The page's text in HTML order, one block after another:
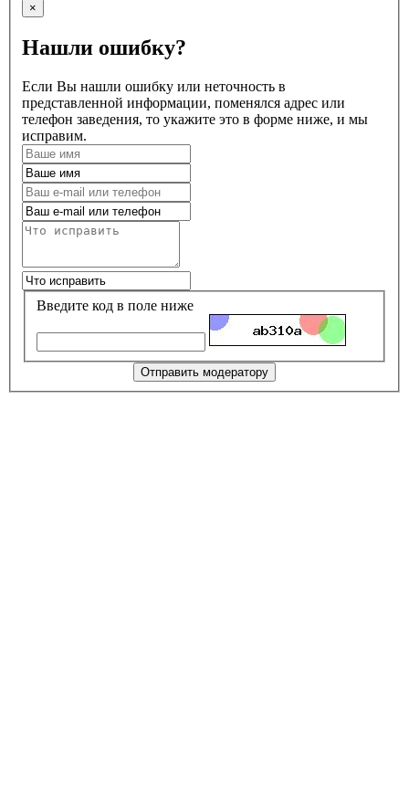
×
Нашли ошибку?
Если Вы нашли ошибку или неточность в
представленной информации, поменялся адрес или
телефон заведения, то укажите это в форме ниже, и мы
исправим.
Введите код в поле ниже
Отправить модератору